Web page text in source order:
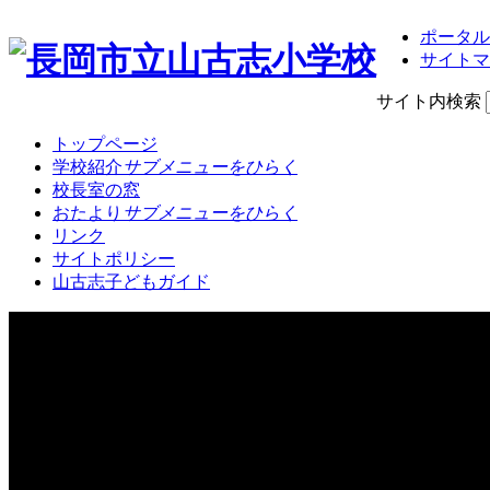
ポータ
サイト
サイト内検索
トップページ
学校紹介サブメニューをひらく
校長室の窓
おたより サブメニューをひらく
リンク
サイトポリシー
山古志子どもガイド